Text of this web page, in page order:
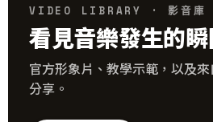
VIDEO LIBRARY · 影音庫
看見音樂發生的
官方形象片、教學示範，以及
分享。